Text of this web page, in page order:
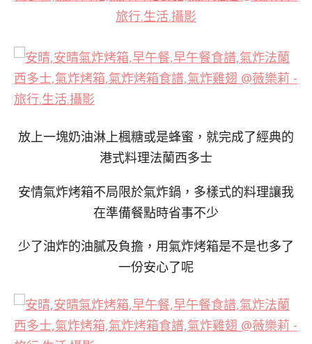
放上一塊奶油淋上楓糖或是蜂蜜，就完成了經典的
港式料理法蘭西多士
安情氣炸烤箱不局限於氣炸鍋，多樣式的料理讓我
在準備餐點時省事不少
少了油炸的油膩及負擔，用氣炸烤箱是不是也多了
一份安心了呢